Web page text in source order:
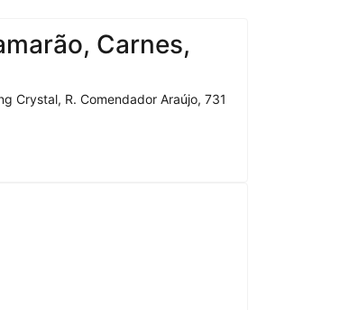
Carnes,
Crystal, R. Comendador Araújo, 731